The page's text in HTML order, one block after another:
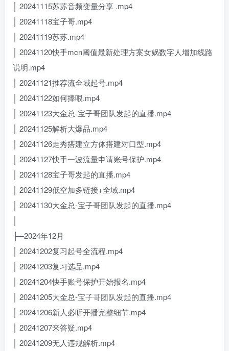
│ 20241115苏苏音频变量分享 .mp4
│ 20241118宝子哥.mp4
│ 20241119苏苏.mp4
│ 20241120快手mcn阈值最新处理方案女娲数字人增加线路
说明.mp4
│ 20241121推荐流全域起号.mp4
│ 20241122如何捧哏.mp4
│ 20241123大金总-宝子哥团队发起的直播.mp4
│ 20241125解析大爆品.mp4
│ 20241126走秀搭建立方体搭建对口型.mp4
│ 20241127快手一波流量申请账号保护.mp4
│ 20241128宝子哥发起的直播.mp4
│ 20241129低空加多链接+全域.mp4
│ 20241130大金总-宝子哥团队发起的直播.mp4
├─2024年12月
│ 20241202复习起号全流程.mp4
│ 20241203复习选品.mp4
│ 20241204快手账号保护开始报名.mp4
│ 20241205大金总-宝子哥团队发起的直播.mp4
│ 20241206新人必听开播完整细节.mp4
│ 20241207来答疑.mp4
│ 20241209无人违规解析.mp4